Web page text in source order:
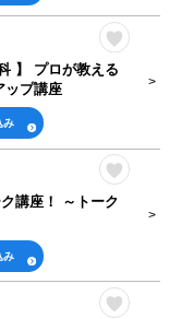
】 プロが教える
ップ講座
み
講座！ ～トーク
み